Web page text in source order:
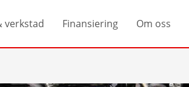
verkstad Finansiering Om oss